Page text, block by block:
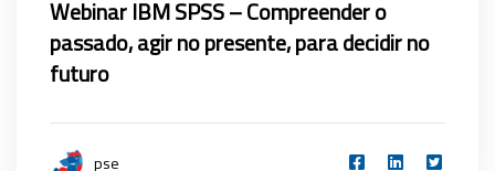
Webinar IBM SPSS – Compreender o
passado, agir no presente, para decidir no
futuro
pse